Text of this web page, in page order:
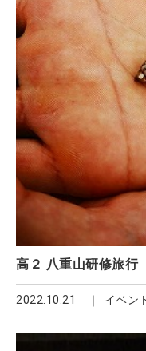
高２ 八重山研修旅行
2022.10.21 イベン